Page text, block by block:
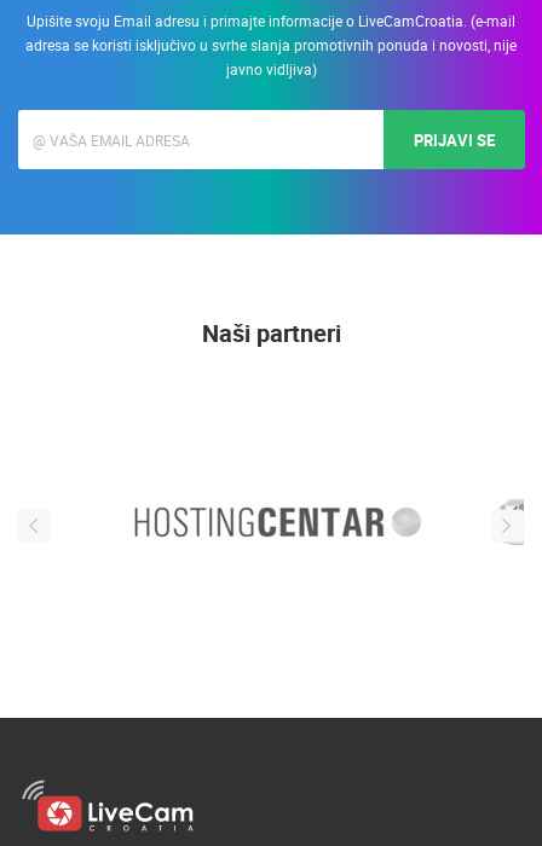
Upišite svoju Email adresu i primajte informacije o LiveCamCroatia. (e-mail
adresa se koristi isključivo u svrhe slanja promotivnih ponuda i novosti, nije
javno vidljiva)
PRIJAVI SE
Naši partneri